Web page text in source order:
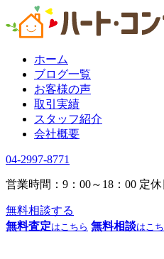
ホーム
ブログ一覧
お客様の声
取引実績
スタッフ紹介
会社概要
04-2997-8771
営業時間：9：00～18：00 定休
無料相談する
無料査定はこちら 無料相談はこ